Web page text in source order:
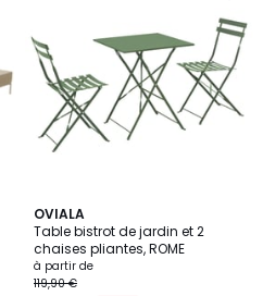
OVIALA
Table bistrot de jardin et 2
chaises pliantes, ROME
à partir de
119,90 €
3,7
/ 5
7
Couleurs